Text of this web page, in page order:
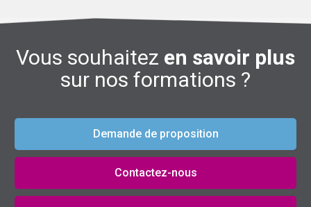
Vous souhaitez en savoir plus
sur nos formations ?
Demande de proposition
Contactez-nous